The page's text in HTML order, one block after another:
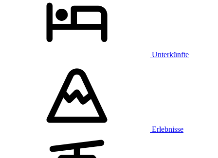
Unterkünfte
Erlebnisse